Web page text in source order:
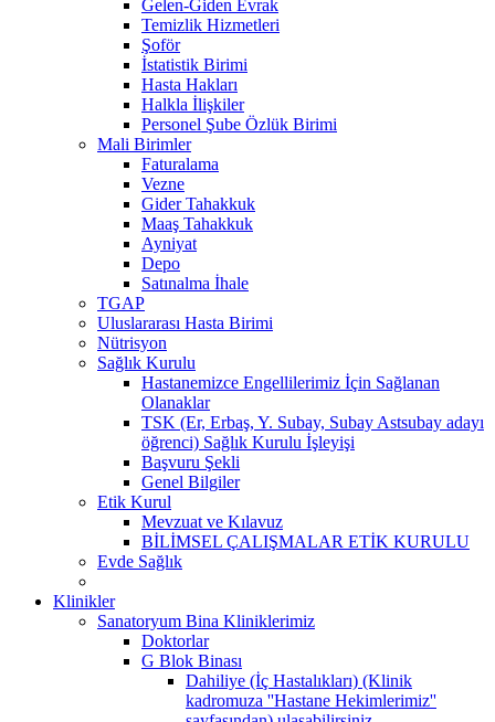
Gelen-Giden Evrak
Temizlik Hizmetleri
Şoför
İstatistik Birimi
Hasta Hakları
Halkla İlişkiler
Personel Şube Özlük Birimi
Mali Birimler
Faturalama
Vezne
Gider Tahakkuk
Maaş Tahakkuk
Ayniyat
Depo
Satınalma İhale
TGAP
Uluslararası Hasta Birimi
Nütrisyon
Sağlık Kurulu
Hastanemizce Engellilerimiz İçin Sağlanan
Olanaklar
TSK (Er, Erbaş, Y. Subay, Subay Astsubay adayı
öğrenci) Sağlık Kurulu İşleyişi
Başvuru Şekli
Genel Bilgiler
Etik Kurul
Mevzuat ve Kılavuz
BİLİMSEL ÇALIŞMALAR ETİK KURULU
Evde Sağlık
Klinikler
Sanatoryum Bina Kliniklerimiz
Doktorlar
G Blok Binası
Dahiliye (İç Hastalıkları) (Klinik
kadromuza ''Hastane Hekimlerimiz''